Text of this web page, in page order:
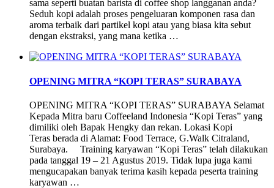
sama seperti buatan barista di coffee shop langganan anda?
Seduh kopi adalah proses pengeluaran komponen rasa dan
aroma terbaik dari partikel kopi atau yang biasa kita sebut
dengan ekstraksi, yang mana ketika …
OPENING MITRA “KOPI TERAS” SURABAYA
OPENING MITRA “KOPI TERAS” SURABAYA Selamat
Kepada Mitra baru Coffeeland Indonesia “Kopi Teras” yang
dimiliki oleh Bapak Hengky dan rekan. Lokasi Kopi
Teras berada di Alamat: Food Terrace, G.Walk Citraland,
Surabaya. Training karyawan “Kopi Teras” telah dilakukan
pada tanggal 19 – 21 Agustus 2019. Tidak lupa juga kami
mengucapakan banyak terima kasih kepada peserta training
karyawan …